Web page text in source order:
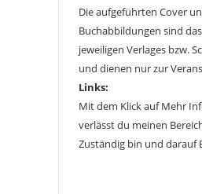
Die aufgeführten Cover
Buchabbildungen sind
jeweiligen Verlages bzw.
und dienen nur zur
Links:
Mit dem Klick auf Mehr
verlässt du meinen
Zuständig bin und darauf